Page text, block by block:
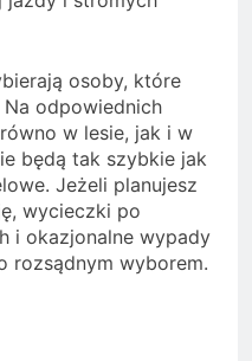
osoby, które
odpowiednich
w lesie, jak i w
będą tak szybkie jak
Jeżeli planujesz
wycieczki po
i okazjonalne wypady
rozsądnym wyborem.